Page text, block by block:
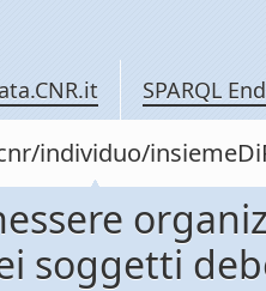
SPARQL
individuo/
soggetti